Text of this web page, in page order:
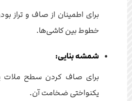
برای اطمینان از صاف و
خطوط بین کاشی‌ها.
شمشه بنایی:
برای صاف کردن سطح ملات
یکنواختی ضخامت آن.